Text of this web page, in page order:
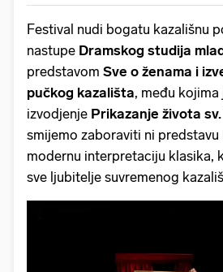
Festival nudi bogatu kazališnu
nastupe Dramskog studija
predstavom Sve o ženama i
pučkog kazališta, među
izvodjenje Prikazanje života
smijemo zaboraviti ni predstavu
modernu interpretaciju klasika,
sve ljubitelje suvremenog